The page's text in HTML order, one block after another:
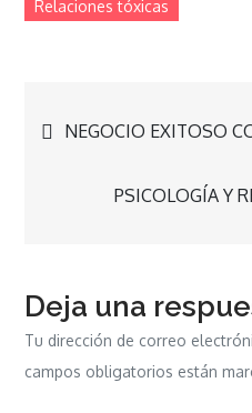
Relaciones tóxicas
NEGOCIO EXITOSO
PSICOLOGÍA Y
Deja una
Tu dirección de correo
campos obligatorios están